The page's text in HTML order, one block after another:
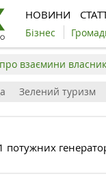
НОВИНИ
Бізнес
взаємини
Зелений туризм